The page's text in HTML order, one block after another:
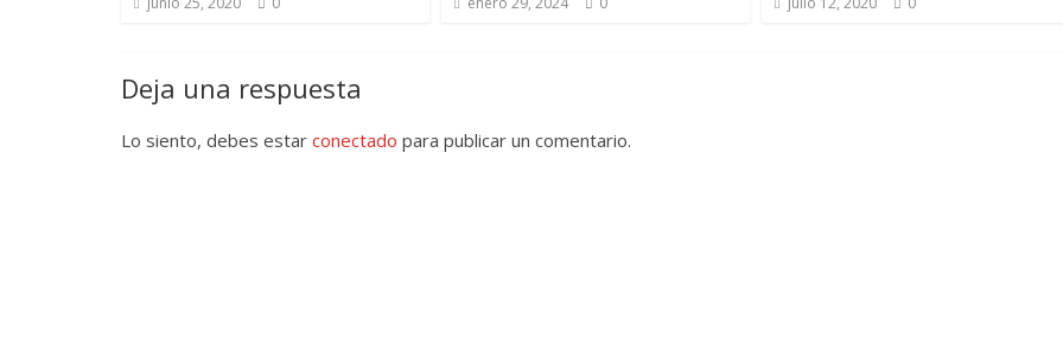
Deja una respuesta
Lo siento, debes estar conectado para publicar un comentario.